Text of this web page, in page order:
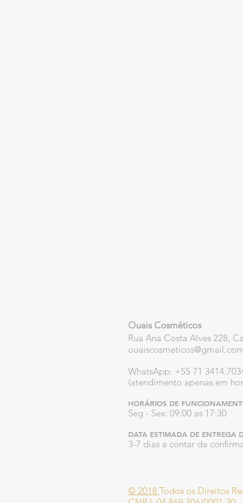
Ouais Cosméticos
Rua Ana Costa Alves 228,
ouaiscosmeticos@gmail.com
WhatsApp: +55 71
(atendimento apenas em
HORÁRIOS DE
Seg - Sex: 09:00 as 17:30
DATA ESTIMADA DE ENTREGA
3-7 dias a contar da
© 2018 Todos os Direitos